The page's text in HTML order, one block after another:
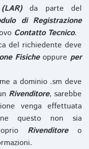
da parte del
di Registrazione
Contatto Tecnico.
del richiedente deve
Fisicheoppure per
a dominio .sm deve
Rivenditore, sarebbe
venga effettuata
questo non sia
Rivenditoreo